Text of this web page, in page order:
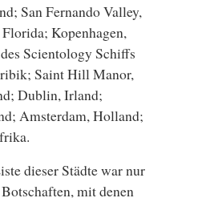
San Fernando Valley,
Kopenhagen,
Scientology Schiffs
Saint Hill Manor,
Dublin, Irland;
Amsterdam, Holland;
dieser Städte war nur
mit denen